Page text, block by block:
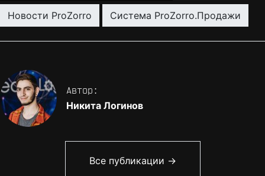
новости ProZorro система ProZorro.Продажи
Автор:
Никита Логинов
Все публикации →